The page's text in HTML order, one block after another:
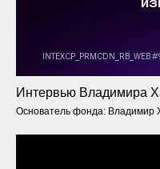
Интервью Владимира
Основатель фонда: Владимир